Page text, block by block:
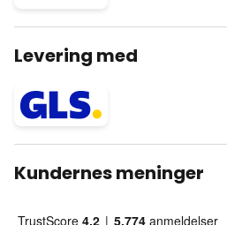
Levering med
Kundernes meninger